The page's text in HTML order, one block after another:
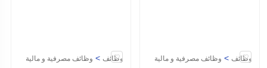
وظائف > وظائف مصرفية و مالية وظائف > وظائف مصرفية و مالية